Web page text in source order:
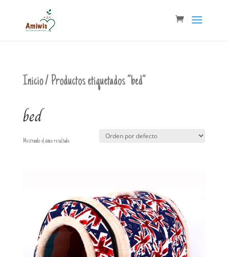
Inicio/ Productos etiquetados “bed”
bed
Mostrando el único resultado